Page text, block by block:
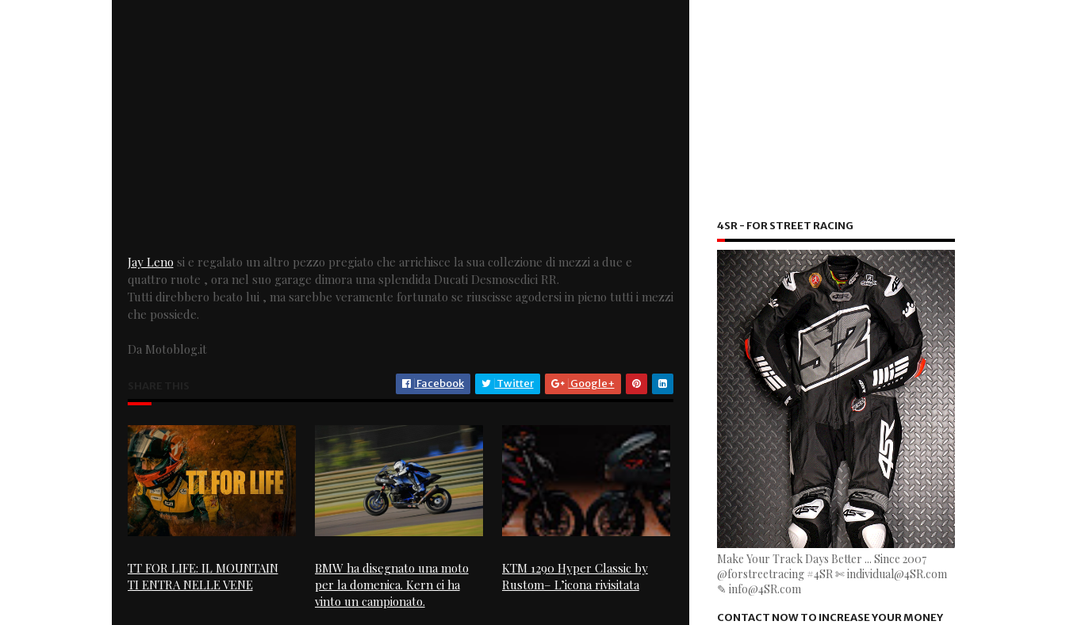
Jay Leno si e regalato un altro pezzo pregiato che arrichisce la sua collezione di mezzi a due e
quattro ruote , ora nel suo garage dimora una splendida Ducati Desmosedici RR.
Tutti direbbero beato lui , ma sarebbe veramente fortunato se riuscisse agodersi in pieno tutti i mezzi
che possiede.
Da Motoblog.it
Facebook Twitter Google+
TT FOR LIFE: IL MOUNTAIN
TI ENTRA NELLE VENE
BMW ha disegnato una moto
per la domenica. Kern ci ha
vinto un campionato.
KTM 1290 Hyper Classic by
Rustom– L’icona rivisitata
4SR - FOR STREET RACING
Make Your Track Days Better ... Since 2007
@forstreetracing #4SR ✄ individual@4SR.com
✎ info@4SR.com
CONTACT NOW TO INCREASE YOUR MONEY